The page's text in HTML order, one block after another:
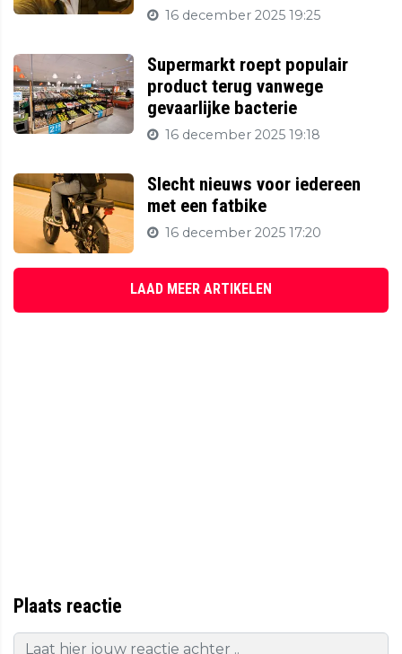
16 december 2025 19:25
Supermarkt roept populair
product terug vanwege
gevaarlijke bacterie
16 december 2025 19:18
Slecht nieuws voor iedereen
met een fatbike
16 december 2025 17:20
LAAD MEER ARTIKELEN
Plaats reactie